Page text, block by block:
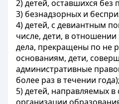
2) детей, оставшихся без
3) безнадзорных и
4) детей, с девиантным
числе, дети, в
дела, прекращены по не
основаниям, дети,
административные
более раз в течении года);
5) детей, направляемых